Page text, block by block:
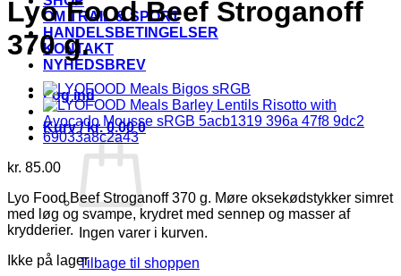
OM TRAIL & SPORT
HANDELSBETINGELSER
KONTAKT
NYHEDSBREV
Log ind
Kurv /kr.0.00 0
Ingen varer i kurven.
Tilbage til shoppen
Lyo Food Beef Stroganoff
370 g.
kr. 85.00
Lyo Food Beef Stroganoff 370 g. Møre oksekødstykker simret
med løg og svampe, krydret med sennep og masser af
krydderier.
Ikke på lager